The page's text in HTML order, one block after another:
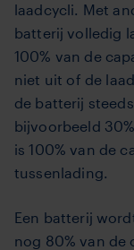
laadcycli. Met
batterij volledig
100% van de
niet uit of de
de batterij
bijvoorbeeld
is 100% van de
tussenlading.
Een batterij
nog 80% van de